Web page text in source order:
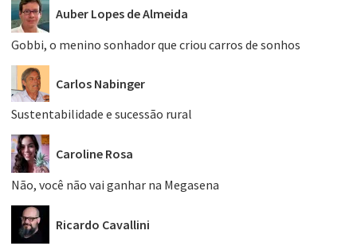
Auber Lopes de Almeida
Gobbi, o menino sonhador que criou carros de sonhos
Carlos Nabinger
Sustentabilidade e sucessão rural
Caroline Rosa
Não, você não vai ganhar na Megasena
Ricardo Cavallini